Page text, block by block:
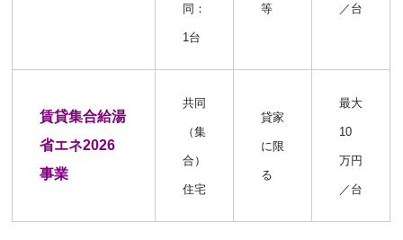
同：
1台
等 ／台
賃貸集合給湯
省エネ2026
事業
共同
（集
合）
住宅
貸家
に限
る
最大
10
万円
／台